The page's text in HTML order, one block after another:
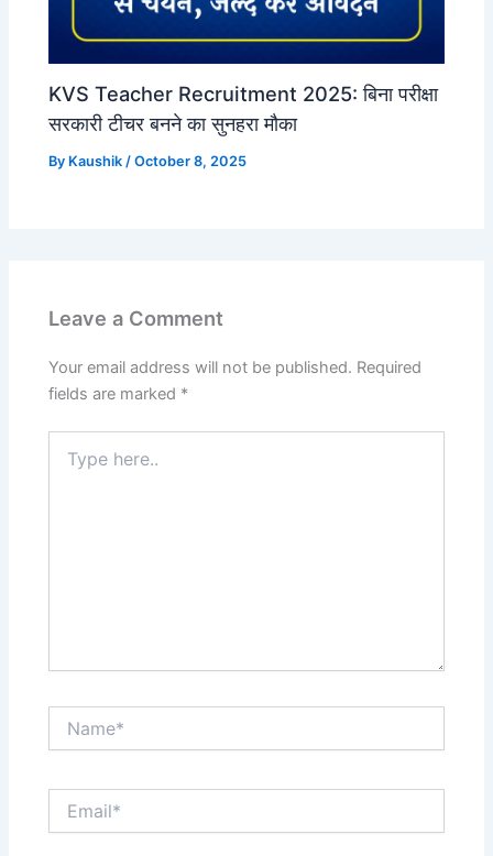
KVS Teacher Recruitment 2025: बिना परीक्षा
सरकारी टीचर बनने का सुनहरा मौका
By Kaushik/October 8, 2025
Leave a Comment
Your email address will not be published. Required
fields are marked *
here..